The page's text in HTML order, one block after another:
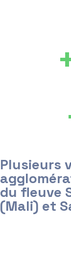
Plusieurs
du fleuve
(Mali) et